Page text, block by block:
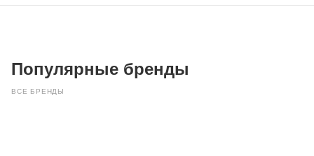
Популярные бренды
ВСЕ БРЕНДЫ